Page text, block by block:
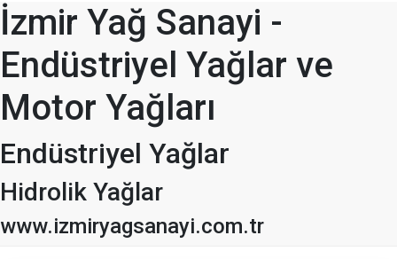
İzmir Yağ Sanayi -
Endüstriyel Yağlar ve
Motor Yağları
Endüstriyel Yağlar
Hidrolik Yağlar
www.izmiryagsanayi.com.tr